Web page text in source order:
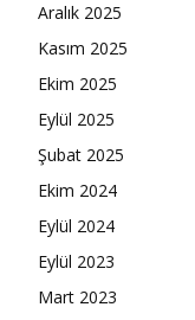
Aralık 2025
Kasım 2025
Ekim 2025
Eylül 2025
Şubat 2025
Ekim 2024
Eylül 2024
Eylül 2023
Mart 2023